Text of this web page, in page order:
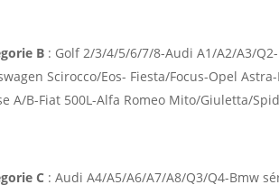
B: Golf 2/3/4/5/6/7/8-Audi A1/A2/A3/
Scirocco/Eos- Fiesta/Focus-Opel
A/B-Fiat 500L-Alfa Romeo Mito/Giuletta/
C : Audi A4/A5/A6/A7/A8/Q3/Q4-Bmw